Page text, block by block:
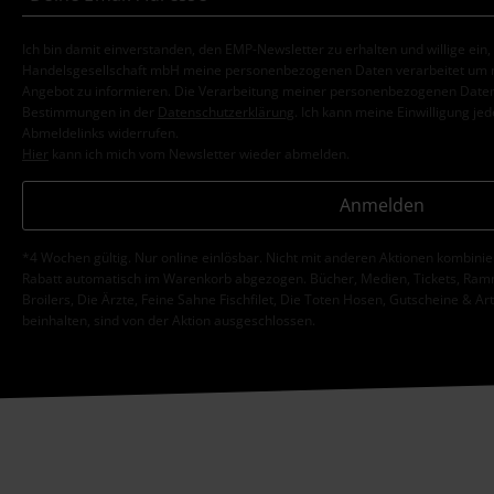
Ich bin damit einverstanden, den EMP-Newsletter zu erhalten und willige
Handelsgesellschaft mbH meine personenbezogenen Daten verarbeitet
Angebot zu informieren. Die Verarbeitung meiner personenbezogenen
Bestimmungen in der
Datenschutzerklärung
. Ich kann meine Einwilligung
Abmeldelinks widerrufen.
Hier kann ich mich vom Newsletter wieder abmelden.
Anmelden
*4 Wochen gültig. Nur online einlösbar. Nicht mit anderen Aktionen
Rabatt automatisch im Warenkorb abgezogen. Bücher, Medien, Tickets,
Broilers, Die Ärzte, Feine Sahne Fischfilet, Die Toten Hosen, Gutscheine &
beinhalten, sind von der Aktion ausgeschlossen.